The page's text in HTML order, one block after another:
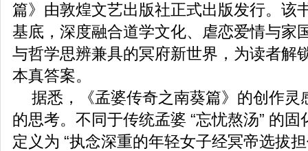
篇》由敦煌文艺出版社正式出版发行。该
基底，深度融合道学文化、虐恋爱情与家
与哲学思辨兼具的冥府新世界，为读者解
本真答案。
据悉，《孟婆传奇之南葵篇》的创作灵
的思考。不同于传统孟婆 “忘忧熬汤” 的
定义为 “执念深重的年轻女子经冥帝选拔